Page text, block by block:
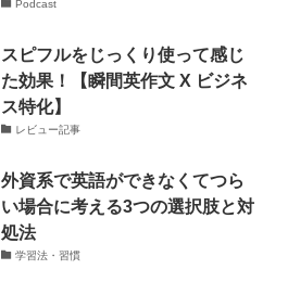
Podcast
スピフルをじっくり使って感じ
た効果！【瞬間英作文 X ビジネ
ス特化】
レビュー記事
外資系で英語ができなくてつら
い場合に考える3つの選択肢と対
処法
学習法・習慣